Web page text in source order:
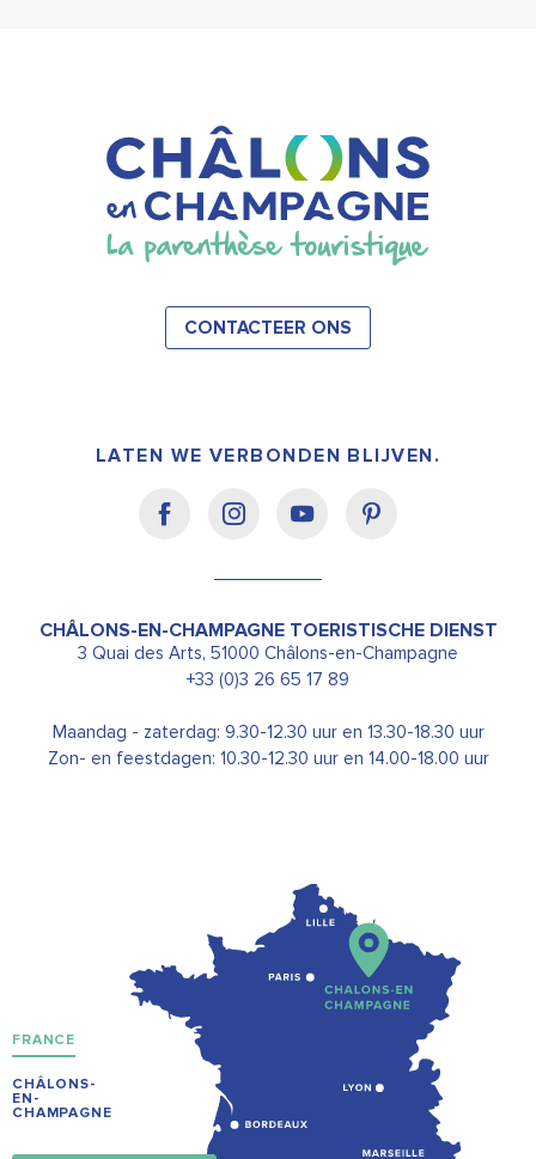
CONTACTEER ONS
LATEN WE VERBONDEN BLIJVEN.
CHÂLONS-EN-CHAMPAGNE TOERISTISCHE DIENST
3 Quai des Arts, 51000 Châlons-en-Champagne
+33 (0)3 26 65 17 89
Maandag - zaterdag: 9.30-12.30 uur en 13.30-18.30 uur
Zon- en feestdagen: 10.30-12.30 uur en 14.00-18.00 uur
FRANCE
CHÂLONS-
EN-
CHAMPAGNE